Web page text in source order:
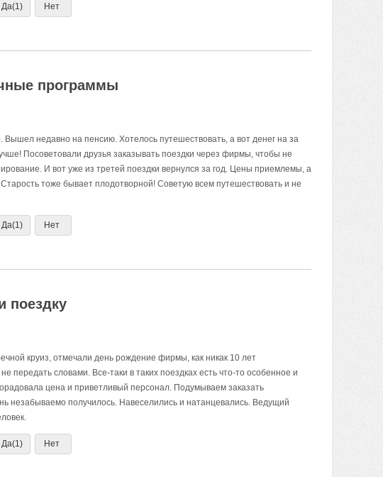
Да(1) Нет
программы
Вышел недавно на пенсию. Хотелось путешествовать, а вот денег на за
Посоветовали друзья заказывать поездки через фирмы, чтобы не
И вот уже из третей поездки вернулся за год. Цены приемлемы, а
тоже бывает плодотворной! Советую всем путешествовать и не
Да(1) Нет
поездку
круиз, отмечали день рождение фирмы, как никак 10 лет
передать словами. Все-таки в таких поездках есть что-то особенное и
цена и приветливый персонал. Подумываем заказать
незабываемо получилось. Навеселились и натанцевались. Ведущий
Да(1) Нет